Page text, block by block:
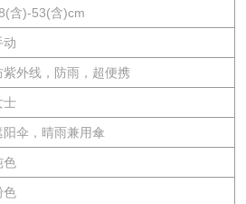
含)-53(含)cm
动
紫外线，防雨，超便携
士
阳伞，晴雨兼用傘
色
色